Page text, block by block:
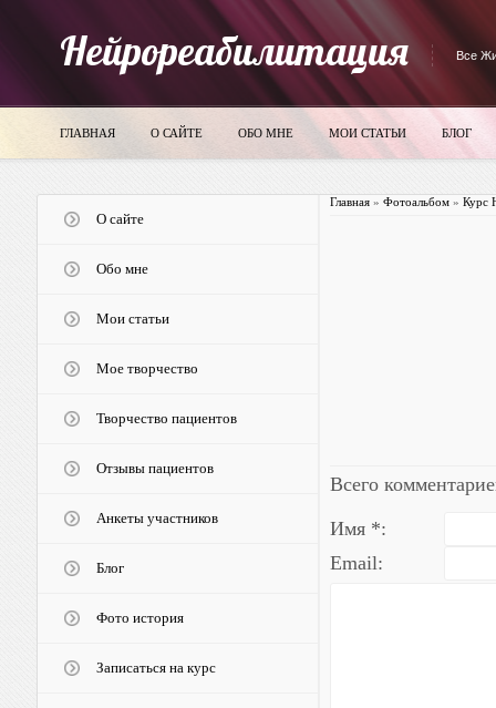
Нейрореабилитация Все
ГЛАВНАЯ О САЙТЕ ОБО МНЕ МОИ СТАТЬИ БЛОГ
О сайте
Обо мне
Мои статьи
Мое творчество
Творчество пациентов
Отзывы пациентов
Анкеты участников
Блог
Фото история
Записаться на курс
Главная» Фотоальбом» Курс
Всего
Имя *:
Email: